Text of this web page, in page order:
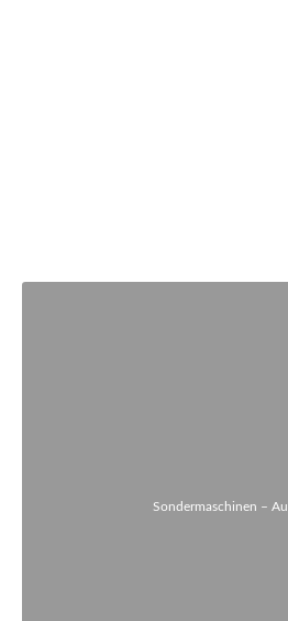
Sondermaschinen –